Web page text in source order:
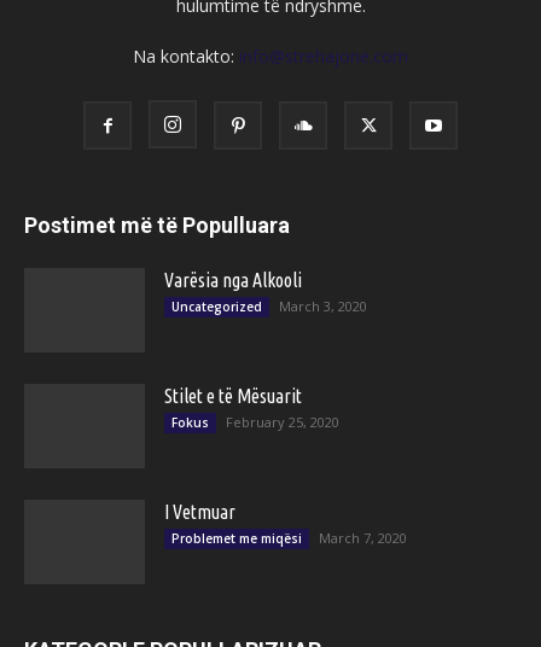
hulumtime të ndryshme.
Na kontakto: info@strehajone.com
Postimet më të Populluara
Varësia nga Alkooli
Uncategorized March 3, 2020
Stilet e të Mësuarit
Fokus February 25, 2020
I Vetmuar
Problemet me miqësi March 7, 2020